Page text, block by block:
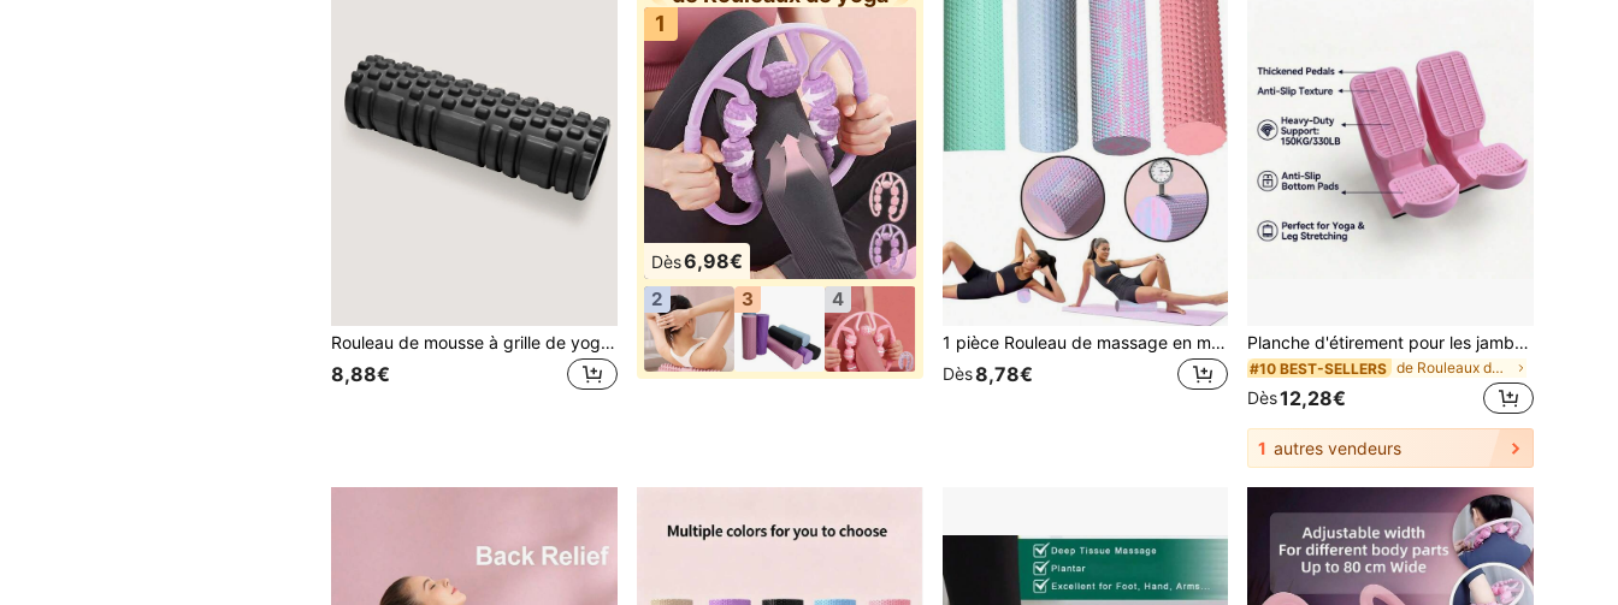
Rouleau de mousse à grille de yoga, rouleau de mousse
8,88€
1
Dès6,98€
2 3 4
1 pièce Rouleau de massage en mousse haute densité pour massage des tissus profonds du dos et des muscles des jambes - Rouleau en mousse - Masseur de tissus profonds de densité moyenne pour le relâchement des points gâchettes myofasciaux pour le massage musculaire, l'exercice, le yoga, le Pilates et les étirements
Dès8,78€
Planche d'étirement pour les jambes et les chevilles, appareil de resserrement musculaire, planche d'étirement pour les chevilles et les mollets, pédale multifonctionnelle pour l'équilibre, l'entraînement de la flexibilité, le massage musculaire et le yoga
#10 BEST-SELLERS de Rouleaux de yoga
Dès12,28€
1 autres vendeurs